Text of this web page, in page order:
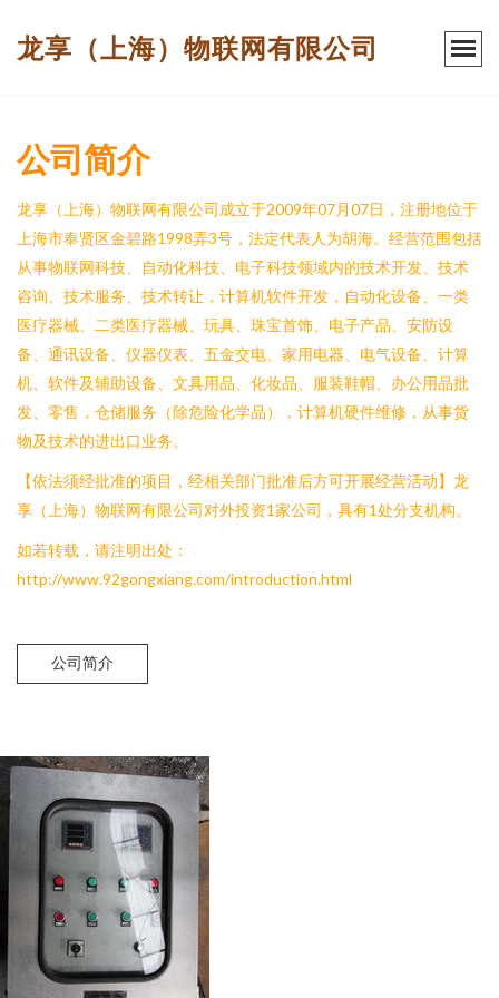
龙享（上海）物联网有限公司
公司简介
龙享（上海）物联网有限公司成立于2009年07月07日，注册地位于
上海市奉贤区金碧路1998弄3号，法定代表人为胡海。经营范围包括
从事物联网科技、自动化科技、电子科技领域内的技术开发、技术
咨询、技术服务、技术转让，计算机软件开发，自动化设备、一类
医疗器械、二类医疗器械、玩具、珠宝首饰、电子产品、安防设
备、通讯设备、仪器仪表、五金交电、家用电器、电气设备、计算
机、软件及辅助设备、文具用品、化妆品、服装鞋帽、办公用品批
发、零售，仓储服务（除危险化学品），计算机硬件维修，从事货
物及技术的进出口业务。
【依法须经批准的项目，经相关部门批准后方可开展经营活动】龙
享（上海）物联网有限公司对外投资1家公司，具有1处分支机构。
如若转载，请注明出处：
http://www.92gongxiang.com/introduction.html
公司简介